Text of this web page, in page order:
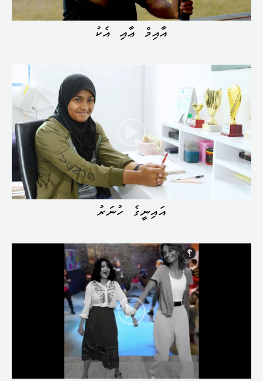
އާއިމް ޢާއި އެކު
އައިނީގެ ހުނަރު